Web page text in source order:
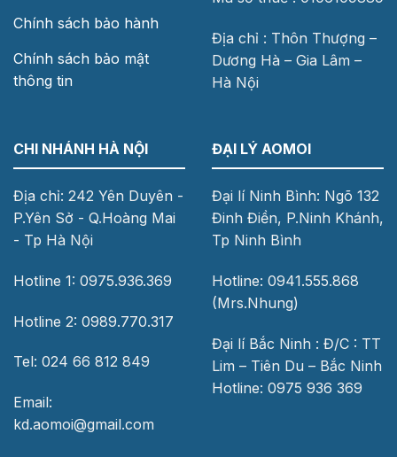
Chính sách bảo hành
Chính sách bảo mật
thông tin
Địa chỉ : Thôn Thượng –
Dương Hà – Gia Lâm –
Hà Nội
CHI NHÁNH HÀ NỘI
Địa chỉ: 242 Yên Duyên -
P.Yên Sở - Q.Hoàng Mai
- Tp Hà Nội
Hotline 1: 0975.936.369
Hotline 2: 0989.770.317
Tel: 024 66 812 849
Email:
kd.aomoi@gmail.com
ĐẠI LÝ AOMOI
Đại lí Ninh Bình: Ngõ 132
Đinh Điền, P.Ninh Khánh,
Tp Ninh Bình
Hotline: 0941.555.868
(Mrs.Nhung)
Đại lí Bắc Ninh : Đ/C : TT
Lim – Tiên Du – Bắc Ninh
Hotline: 0975 936 369